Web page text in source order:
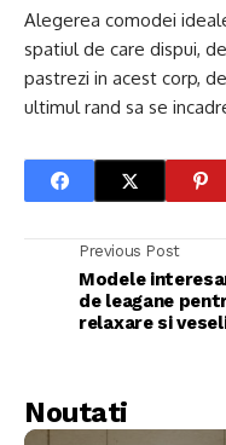
Alegerea comodei
spatiul de care dispui,
pastrezi in acest corp,
ultimul rand sa se
Previous Post
Modele
de leagane
relaxare si
Noutati